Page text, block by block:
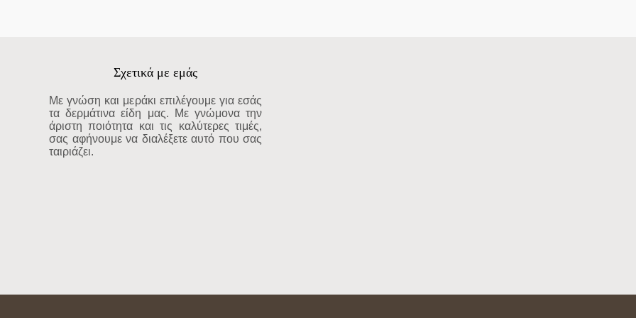
Σχετικά με εμάς
Με γνώση και μεράκι επιλέγουμε για εσάς
τα δερμάτινα είδη μας. Με γνώμονα την
άριστη ποιότητα και τις καλύτερες τιμές,
σας αφήνουμε να διαλέξετε αυτό που σας
ταιριάζει.